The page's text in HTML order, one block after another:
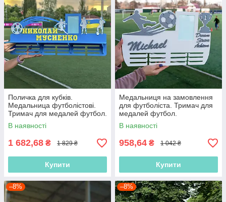
Поличка для кубків.
Медальница футболістові.
Тримач для медалей футбол.
Холлдер футбол
В наявності
1 682,68 ₴ 1 829 ₴
Купити
Медальниця на замовлення
для футболіста. Тримач для
медалей футбол.
Медальниця футболісту.
Холдер футбол.
В наявності
958,64 ₴ 1 042 ₴
Купити
–8% –8%